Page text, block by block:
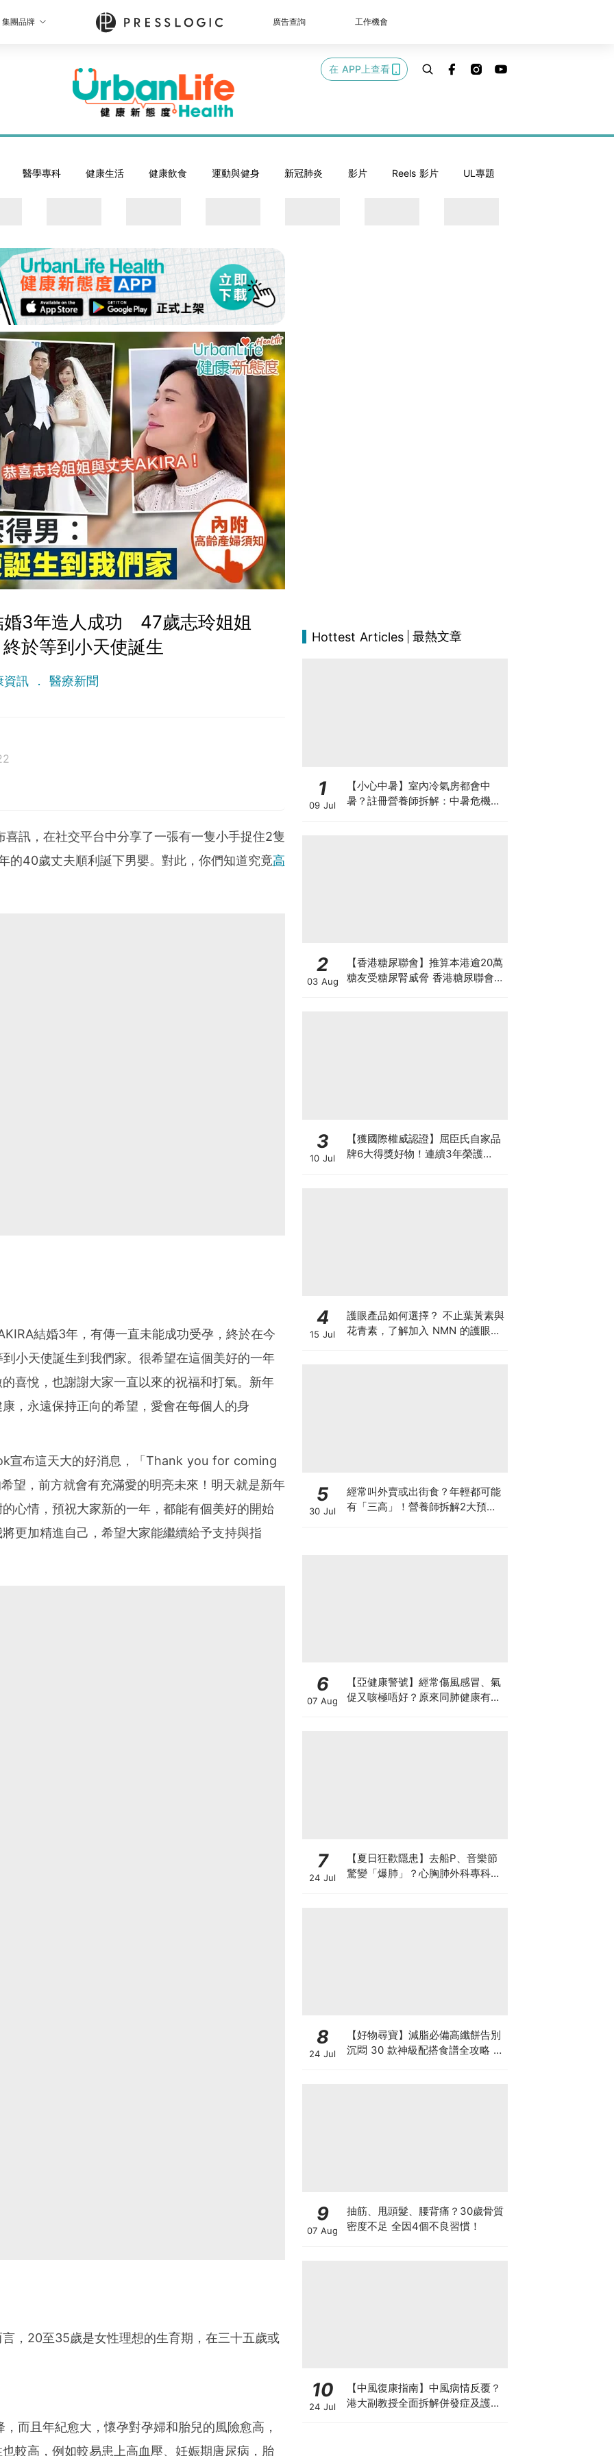
集團品牌 廣告查詢 工作機會
在 APP上查看
醫學專科 健康生活 健康飲食 運動與健身 新冠肺炎 影片 Reels 影片 UL專題
婚3年造人成功 47歲志玲姐姐
於等到小天使誕生
資訊 醫療新聞
訊，在社交平台中分享了一張有一隻小手捉住2隻
的40歲丈夫順利誕下男嬰。對此，你們知道究竟高
結婚3年，有傳一直未能成功受孕，終於在今
小天使誕生到我們家。很希望在這個美好的一年
喜悅，也謝謝大家一直以來的祝福和打氣。新年
，永遠保持正向的希望，愛會在每個人的身
宣布這天大的好消息，「Thank you for coming
望，前方就會有充滿愛的明亮未來！明天就是新年
心情，預祝大家新的一年，都能有個美好的開始
更加精進自己，希望大家能繼續給予支持與指
，20至35歲是女性理想的生育期，在三十五歲或
而且年紀愈大，懷孕對孕婦和胎兒的風險愈高，
較高，例如較易患上高血壓、妊娠期唐尿病，胎
Hottest Articles 最熱文章
1
09 Jul
【小心中暑】室內冷氣房都會中
暑？註冊營養師拆解：中暑危機及
2
03 Aug
【香港糖尿聯會】推算本港逾20萬
糖友受糖尿腎威脅 香港糖尿聯會
3
10 Jul
【獲國際權威認證】屈臣氏自家品
牌6大得獎好物！連續3年榮護
4
15 Jul
護眼產品如何選擇？ 不止葉黃素與
花青素，了解加入 NMN 的護眼方
5
30 Jul
經常叫外賣或出街食？年輕都可能
有「三高」！營養師拆解2大預防
6
07 Aug
【亞健康警號】經常傷風感冒、氣
促又咳極唔好？原來同肺健康有
7
24 Jul
【夏日狂歡隱患】去船P、音樂節
驚變「爆肺」？心胸肺外科專科醫
8
24 Jul
【好物尋寶】減脂必備高纖餅告別
沉悶 30 款神級配搭食譜全攻略 日
9
07 Aug
抽筋、甩頭髮、腰背痛？30歲骨質
密度不足 全因4個不良習慣！
10
24 Jul
【中風復康指南】中風病情反覆？
港大副教授全面拆解併發症及護理